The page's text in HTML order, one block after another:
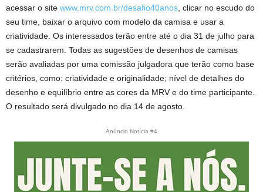
acessar o site www.mrv.com.br/desafio40anos , clicar no escudo do
seu time, baixar o arquivo com modelo da camisa e usar a
criatividade. Os interessados terão entre até o dia 31 de julho para
se cadastrarem. Todas as sugestões de desenhos de camisas
serão avaliadas por uma comissão julgadora que terão como base
critérios, como: criatividade e originalidade; nível de detalhes do
desenho e equilíbrio entre as cores da MRV e do time participante.
O resultado será divulgado no dia 14 de agosto.
Anúncio Notícia #4